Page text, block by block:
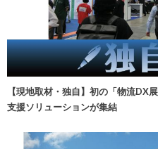
【現地取材・独自】初の「物流DX
支援ソリューションが集結